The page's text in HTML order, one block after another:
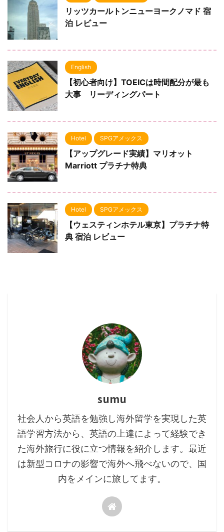
リッツカールトンニューヨークノマド 宿
泊 レビュー
English
【初心者向け】TOEICは時間配分が最も
大事 リーディングパート
Hotel SPGアメックス
【アップグレード実績】マリオット
Marriott プラチナ特典
Hotel SPGアメックス
【ウェスティンホテル東京】プラチナ特
典 宿泊 レビュー
sumu
社会人から英語を勉強し海外留学を実現した英
語学習方法から、英語の上達によって経験でき
た海外旅行に役に立つ情報を紹介します。最近
は新型コロナの影響で海外へ飛べないので、国
内をメインに旅してます。